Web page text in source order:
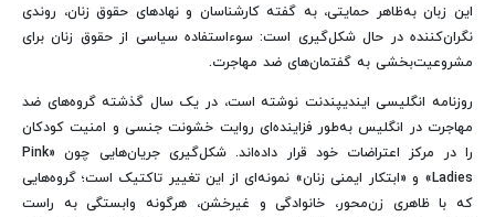
این زبان به‌ظاهر حمایتی، به گفته کارشناسان و نهادهای حقوق زنان، روندی
نگران‌کننده در حال شکل‌گیری است: سوءاستفاده سیاسی از حقوق زنان برای
مشروعیت‌بخشی به گفتمان‌های ضد مهاجرت.
روزنامه انگلیسی ایندیپندنت نوشته است، در یک سال گذشته گروه‌های ضد
مهاجرت در انگلیس به‌طور فزاینده‌ای روایت خشونت جنسی و امنیت کودکان
را در مرکز اعتراضات خود قرار داده‌اند. شکل‌گیری جریان‌هایی چون «Pink
Ladies» و «ابتکار ایمنی زنان» نمونه‌ای از این تغییر تاکتیک است؛ گروه‌هایی
که با ظاهری زن‌محور، خانوادگی و غیرخشن، هرگونه وابستگی به راست